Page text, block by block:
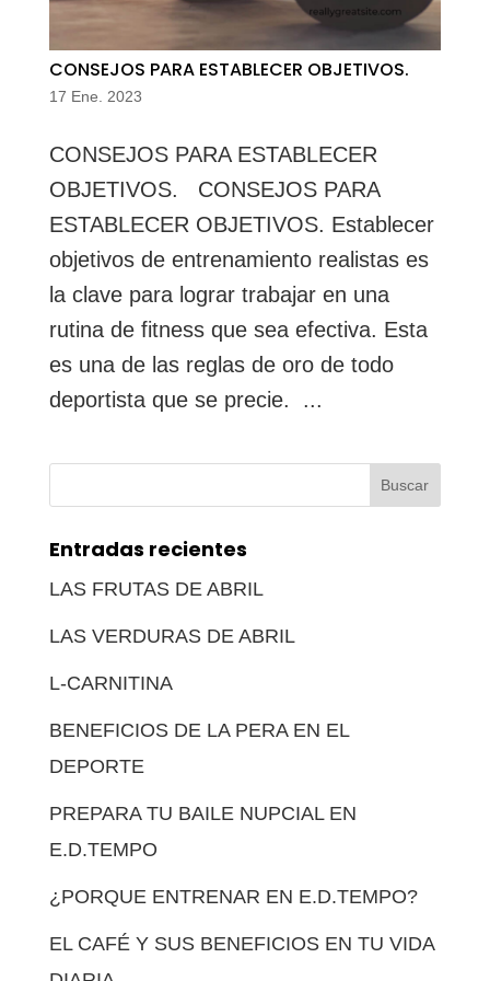
CONSEJOS PARA ESTABLECER OBJETIVOS.
17 Ene. 2023
CONSEJOS PARA ESTABLECER
OBJETIVOS. CONSEJOS PARA
ESTABLECER OBJETIVOS. Establecer
objetivos de entrenamiento realistas es
la clave para lograr trabajar en una
rutina de fitness que sea efectiva. Esta
es una de las reglas de oro de todo
deportista que se precie. ...
Entradas recientes
LAS FRUTAS DE ABRIL
LAS VERDURAS DE ABRIL
L-CARNITINA
BENEFICIOS DE LA PERA EN EL
DEPORTE
PREPARA TU BAILE NUPCIAL EN
E.D.TEMPO
¿PORQUE ENTRENAR EN E.D.TEMPO?
EL CAFÉ Y SUS BENEFICIOS EN TU VIDA